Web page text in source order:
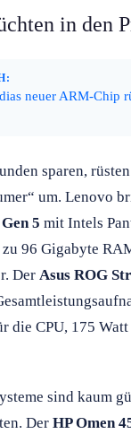
in den
neuer ARM-Chip
sparen,
um. Lenovo
5 mit Intels
96 Gigabyte
Der Asus ROG
die CPU, 175
sind kaum
Der HP Omen